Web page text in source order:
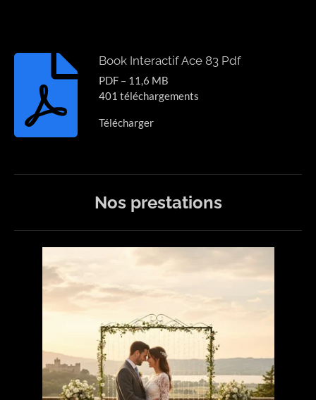
Book Interactif Ace 83 Pdf
PDF – 11,6 MB
401 téléchargements
Télécharger
Nos prestations